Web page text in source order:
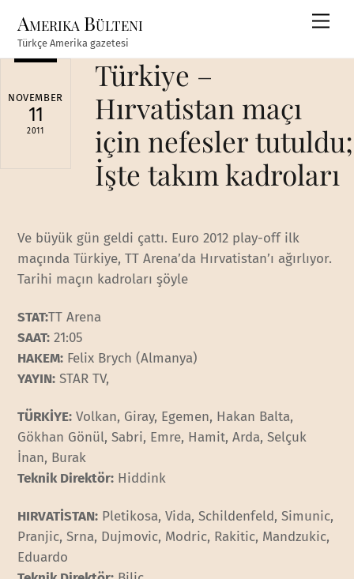
content
Amerika Bülteni
Türkçe Amerika gazetesi
NOVEMBER
11
2011
Türkiye –
Hırvatistan maçı
için nefesler tutuldu;
İşte takım kadroları
Ve büyük gün geldi çattı. Euro 2012 play-off ilk
maçında Türkiye, TT Arena’da Hırvatistan’ı ağırlıyor.
Tarihi maçın kadroları şöyle
STAT:TT Arena
SAAT: 21:05
HAKEM: Felix Brych (Almanya)
YAYIN: STAR TV,
TÜRKİYE: Volkan, Giray, Egemen, Hakan Balta,
Gökhan Gönül, Sabri, Emre, Hamit, Arda, Selçuk
İnan, Burak
Teknik Direktör: Hiddink
HIRVATİSTAN: Pletikosa, Vida, Schildenfeld, Simunic,
Pranjic, Srna, Dujmovic, Modric, Rakitic, Mandzukic,
Eduardo